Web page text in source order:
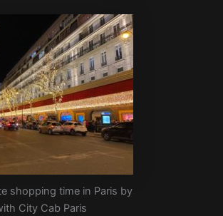
shopping time in Paris by
City Cab Paris